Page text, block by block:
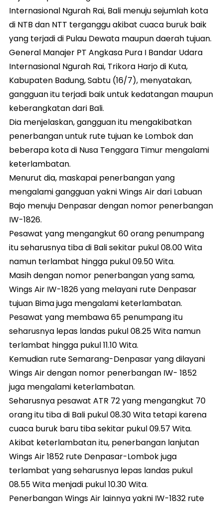
Internasional Ngurah Rai, Bali menuju sejumlah kota
di NTB dan NTT terganggu akibat cuaca buruk baik
yang terjadi di Pulau Dewata maupun daerah tujuan.
General Manajer PT Angkasa Pura I Bandar Udara
Internasional Ngurah Rai, Trikora Harjo di Kuta,
Kabupaten Badung, Sabtu (16/7), menyatakan,
gangguan itu terjadi baik untuk kedatangan maupun
keberangkatan dari Bali.
Dia menjelaskan, gangguan itu mengakibatkan
penerbangan untuk rute tujuan ke Lombok dan
beberapa kota di Nusa Tenggara Timur mengalami
keterlambatan.
Menurut dia, maskapai penerbangan yang
mengalami gangguan yakni Wings Air dari Labuan
Bajo menuju Denpasar dengan nomor penerbangan
IW-1826.
Pesawat yang mengangkut 60 orang penumpang
itu seharusnya tiba di Bali sekitar pukul 08.00 Wita
namun terlambat hingga pukul 09.50 Wita.
Masih dengan nomor penerbangan yang sama,
Wings Air IW-1826 yang melayani rute Denpasar
tujuan Bima juga mengalami keterlambatan.
Pesawat yang membawa 65 penumpang itu
seharusnya lepas landas pukul 08.25 Wita namun
terlambat hingga pukul 11.10 Wita.
Kemudian rute Semarang-Denpasar yang dilayani
Wings Air dengan nomor penerbangan IW- 1852
juga mengalami keterlambatan.
Seharusnya pesawat ATR 72 yang mengangkut 70
orang itu tiba di Bali pukul 08.30 Wita tetapi karena
cuaca buruk baru tiba sekitar pukul 09.57 Wita.
Akibat keterlambatan itu, penerbangan lanjutan
Wings Air 1852 rute Denpasar-Lombok juga
terlambat yang seharusnya lepas landas pukul
08.55 Wita menjadi pukul 10.30 Wita.
Penerbangan Wings Air lainnya yakni IW-1832 rute